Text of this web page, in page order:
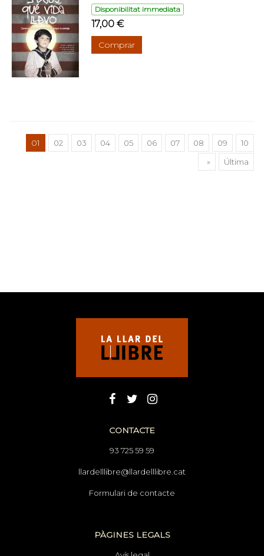
Disponibilitat immediata
17,00 €
Comprar
01 02 03 04 05 06 07 08 09
10
»
Última
CONTACTE
93 725 59 59
llardelllibre@llardelllibre.cat
Formulari de contacte
PÀGINES LEGALS